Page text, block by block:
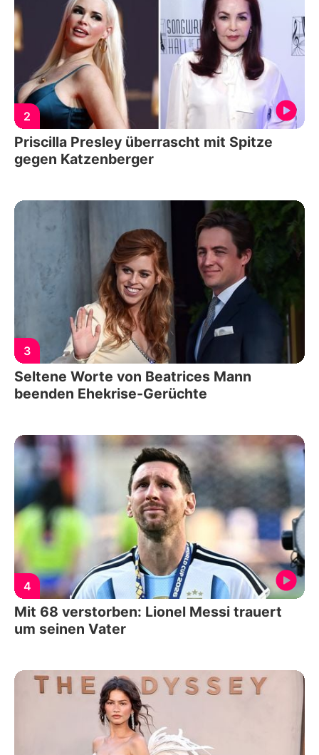
2
Priscilla Presley überrascht mit Spitze
gegen Katzenberger
3
Seltene Worte von Beatrices Mann
beenden Ehekrise-Gerüchte
4
Mit 68 verstorben: Lionel Messi trauert
um seinen Vater